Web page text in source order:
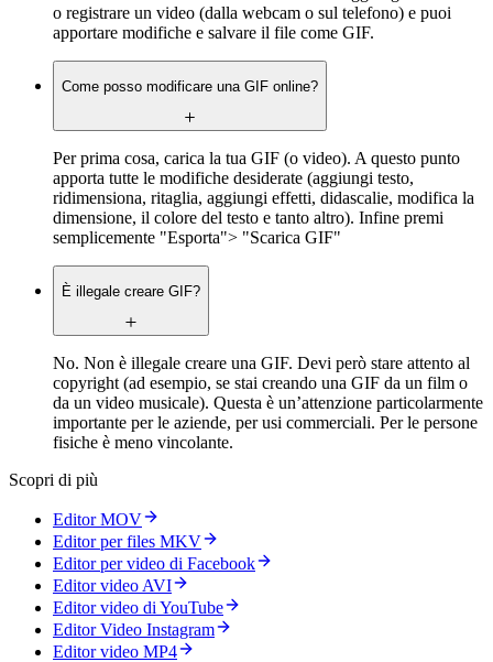
o registrare un video (dalla webcam o sul telefono) e puoi
apportare modifiche e salvare il file come GIF.
Come posso modificare una GIF online?
Per prima cosa, carica la tua GIF (o video). A questo punto
apporta tutte le modifiche desiderate (aggiungi testo,
ridimensiona, ritaglia, aggiungi effetti, didascalie, modifica la
dimensione, il colore del testo e tanto altro). Infine premi
semplicemente "Esporta"> "Scarica GIF"
È illegale creare GIF?
No. Non è illegale creare una GIF. Devi però stare attento al
copyright (ad esempio, se stai creando una GIF da un film o
da un video musicale). Questa è un’attenzione particolarmente
importante per le aziende, per usi commerciali. Per le persone
fisiche è meno vincolante.
Scopri di più
Editor MOV
Editor per files MKV
Editor per video di Facebook
Editor video AVI
Editor video di YouTube
Editor Video Instagram
Editor video MP4